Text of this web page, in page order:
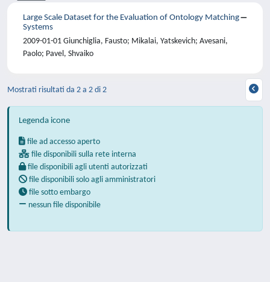
Large Scale Dataset for the Evaluation of Ontology Matching
Systems
2009-01-01 Giunchiglia, Fausto; Mikalai, Yatskevich; Avesani,
Paolo; Pavel, Shvaiko
Mostrati risultati da 2 a 2 di 2
Legenda icone
file ad accesso aperto
file disponibili sulla rete interna
file disponibili agli utenti autorizzati
file disponibili solo agli amministratori
file sotto embargo
nessun file disponibile